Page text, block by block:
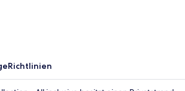
Richtlinien